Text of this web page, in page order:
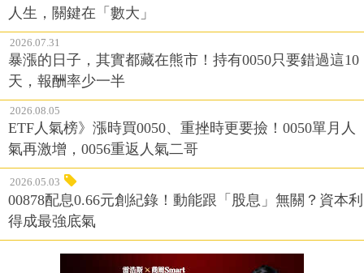
人生，關鍵在「數大」
2026.07.31
暴漲的日子，其實都藏在熊市！持有0050只要錯過這10
天，報酬率少一半
2026.08.05
ETF人氣榜》漲時買0050、重挫時更要撿！0050單月人
氣再激增，0056重返人氣二哥
2026.05.03
00878配息0.66元創紀錄！動能跟「股息」無關？資本利
得成最強底氣